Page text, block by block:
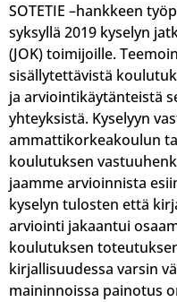
SOTETIE –hankkeen
syksyllä 2019 kyselyn
(JOK) toimijoille.
sisällytettävistä
ja arviointikäytänteistä
yhteyksistä. Kyselyyn
ammattikorkeakoulun
koulutuksen
jaamme arvioinnista
kyselyn tulosten että
arviointi jakaantui
koulutuksen
kirjallisuudessa varsin
maininnoissa painotus